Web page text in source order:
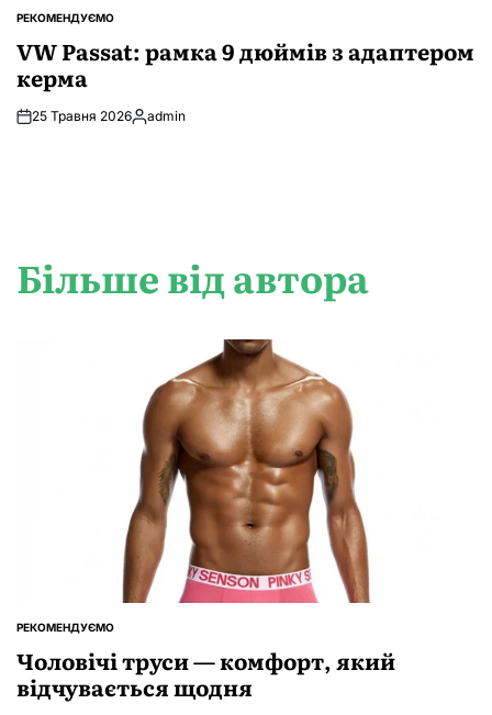
ОПУБЛІКУВАТИ
РЕКОМЕНДУЄМО
VW Passat: рамка 9 дюймів з адаптером
керма
25 Травня 2026Опубліковано
admin
Більше від автора
ОПУБЛІКУВАТИ
РЕКОМЕНДУЄМО
Чоловічі труси — комфорт, який
відчувається щодня